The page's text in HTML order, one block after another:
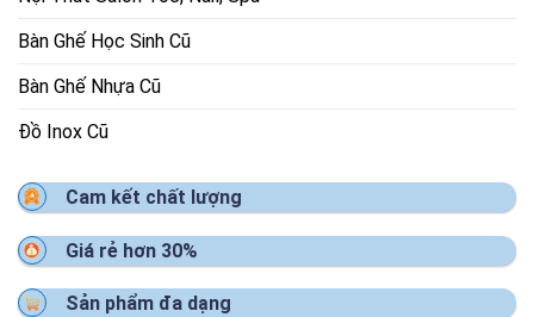
Bàn Ghế Học Sinh Cũ
Bàn Ghế Nhựa Cũ
Đồ Inox Cũ
Cam kết chất lượng
Giá rẻ hơn 30%
Sản phẩm đa dạng